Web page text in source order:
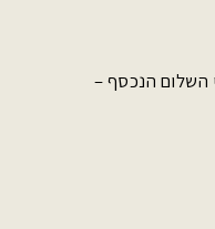
השלום הנכסף –